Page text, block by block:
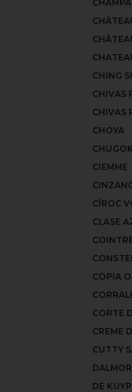
CHING
CHIVAS
CHIVAS
CHOYA
CIEMME
CÎROC
CLASE
COPIA
CORTE
CREME
CUTTY
DE